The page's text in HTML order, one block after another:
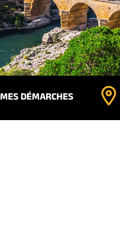
MES DÉMARCHES